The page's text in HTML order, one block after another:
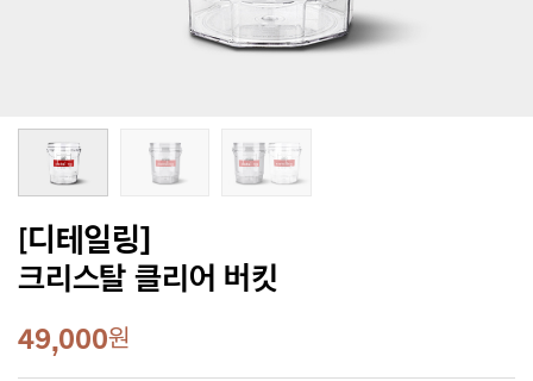
[디테일링]
크리스탈 클리어 버킷
49,000원